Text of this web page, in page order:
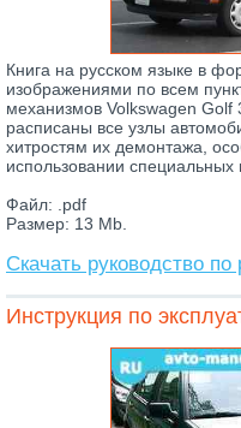
Книга на русском языке в
изображениями по всем
механизмов Volkswagen Golf
расписаны все узлы
хитростям их демонтажа,
использовании специальных
Файл: .pdf
Размер: 13 Mb.
Скачать руководство
Инструкция по